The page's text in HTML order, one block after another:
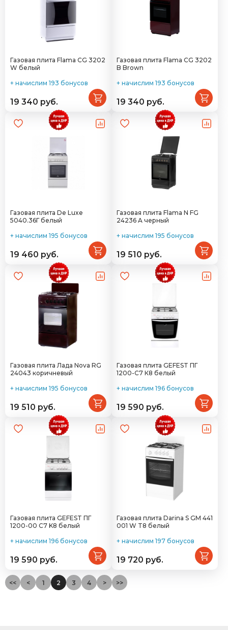
Газовая плита Flama CG 3202
W белый
+ начислим 193 бонусов
19 340 руб.
Газовая плита Flama CG 3202
B Brown
+ начислим 193 бонусов
19 340 руб.
Газовая плита De Luxe
5040.36Г белый
+ начислим 195 бонусов
19 460 руб.
Газовая плита Flama N FG
24236 A черный
+ начислим 195 бонусов
19 510 руб.
Газовая плита Лада Nova RG
24043 коричневый
+ начислим 195 бонусов
19 510 руб.
Газовая плита GEFEST ПГ
1200-С7 К8 белый
+ начислим 196 бонусов
19 590 руб.
Газовая плита GEFEST ПГ
1200-00 С7 K8 белый
+ начислим 196 бонусов
19 590 руб.
Газовая плита Darina S GM 441
001 W T8 белый
+ начислим 197 бонусов
19 720 руб.
<< < 1 2 3 4 > >>